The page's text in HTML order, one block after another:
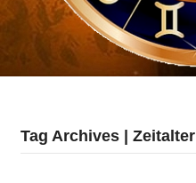
Tag Archives | Zeitalter